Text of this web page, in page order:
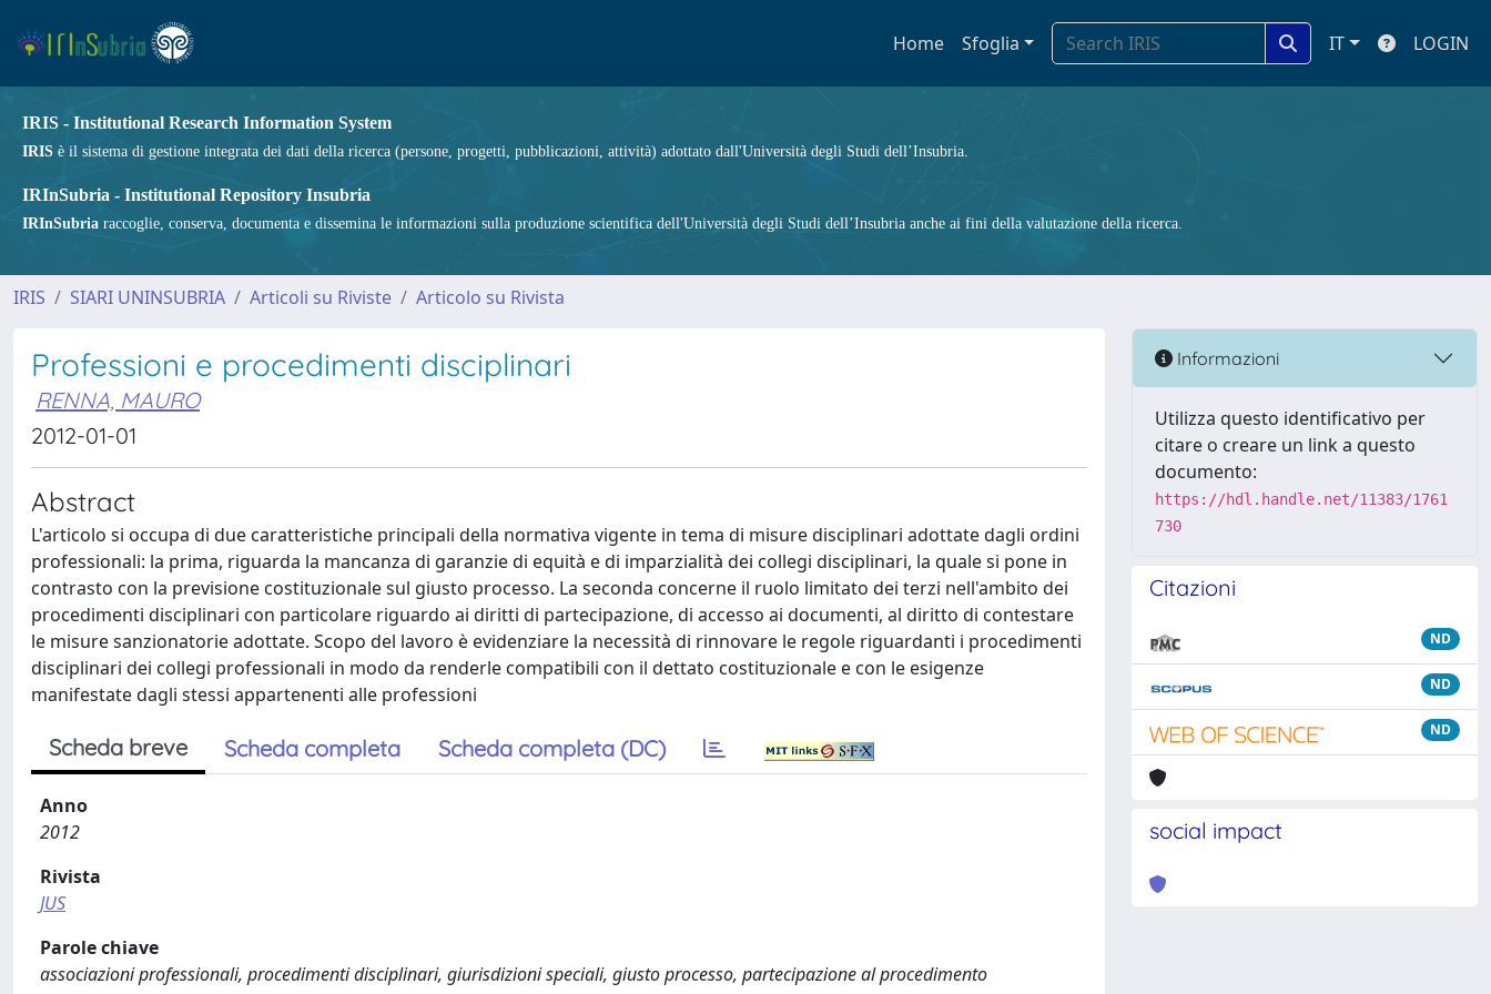
Home Sfoglia IT LOGIN
IRIS - Institutional Research Information System
IRIS è il sistema di gestione integrata dei dati della ricerca (persone, progetti, pubblicazioni, attività) adottato dall'Università degli Studi dell’Insubria.
IRInSubria - Institutional Repository Insubria
IRInSubria raccoglie, conserva, documenta e dissemina le informazioni sulla produzione scientifica dell'Università degli Studi dell’Insubria anche ai fini della valutazione della ricerca.
IRIS SIARI UNINSUBRIA Articoli su Riviste Articolo su Rivista
Professioni e procedimenti disciplinari
RENNA, MAURO
2012-01-01
Abstract
L'articolo si occupa di due caratteristiche principali della normativa vigente in tema di misure disciplinari adottate dagli ordini
professionali: la prima, riguarda la mancanza di garanzie di equità e di imparzialità dei collegi disciplinari, la quale si pone in
contrasto con la previsione costituzionale sul giusto processo. La seconda concerne il ruolo limitato dei terzi nell'ambito dei
procedimenti disciplinari con particolare riguardo ai diritti di partecipazione, di accesso ai documenti, al diritto di contestare
le misure sanzionatorie adottate. Scopo del lavoro è evidenziare la necessità di rinnovare le regole riguardanti i procedimenti
disciplinari dei collegi professionali in modo da renderle compatibili con il dettato costituzionale e con le esigenze
manifestate dagli stessi appartenenti alle professioni
Scheda breve Scheda completa Scheda completa (DC)
Anno
2012
Rivista
JUS
Parole chiave
associazioni professionali, procedimenti disciplinari, giurisdizioni speciali, giusto processo, partecipazione al procedimento
Informazioni
Utilizza questo identificativo per
citare o creare un link a questo
documento:
https://hdl.handle.net/11383/1761
730
Citazioni
ND
ND
ND
social impact